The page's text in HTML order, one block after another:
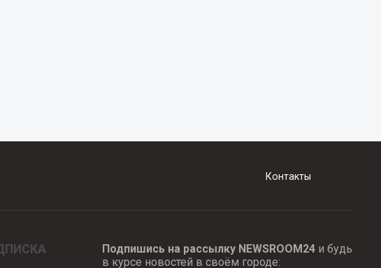
Контакты
Подпишись на рассылку NEWSROOM24и будь
в курсе новостей в своём городе: